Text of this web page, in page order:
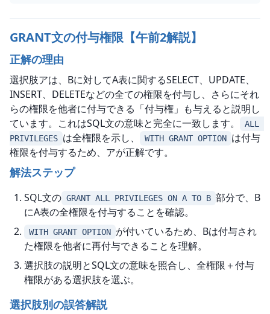
GRANT文の付与権限【午前2解説】
正解の理由
選択肢アは、Bに対してA表に関するSELECT、UPDATE、
INSERT、DELETEなどの全ての権限を付与し、さらにそれ
らの権限を他者に付与できる「付与権」も与えると説明し
ています。これはSQL文の意味と完全に一致します。
ALL
PRIVILEGES は全権限を示し、 WITH GRANT OPTION は付与
権限を付与するため、アが正解です。
解法ステップ
SQL文の GRANT ALL PRIVILEGES ON A TO B 部分で、B
にA表の全権限を付与することを確認。
WITH GRANT OPTION が付いているため、Bは付与され
た権限を他者に再付与できることを理解。
選択肢の説明とSQL文の意味を照合し、全権限＋付与
権限がある選択肢を選ぶ。
選択肢別の誤答解説